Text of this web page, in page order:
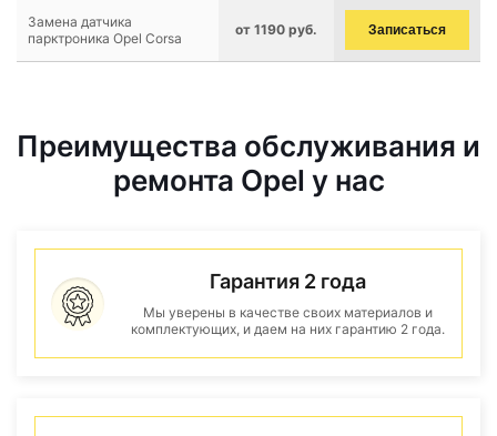
Замена датчика
парктроника Opel Corsa
от 1190 руб. Записаться
Преимущества обслуживания и
ремонта Opel у нас
Гарантия 2 года
Мы уверены в качестве своих материалов и
комплектующих, и даем на них гарантию 2 года.